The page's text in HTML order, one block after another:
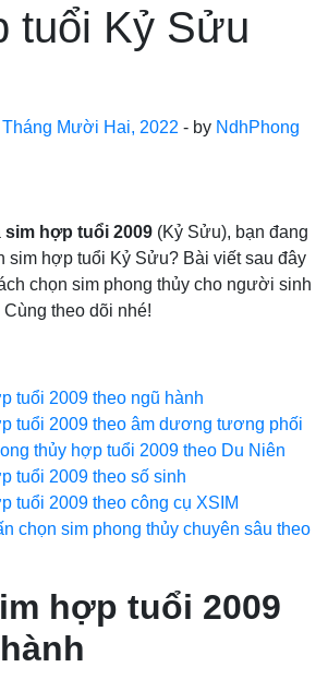
tuổi Kỷ Sửu
Mười Hai, 2022 - by NdhPhong
sim hợp tuổi 2009 (Kỷ Sửu), bạn đang
sim hợp tuổi Kỷ Sửu? Bài viết sau đây
chọn sim phong thủy cho người sinh
theo dõi nhé!
tuổi 2009 theo ngũ hành
tuổi 2009 theo âm dương tương phối
thủy hợp tuổi 2009 theo Du Niên
tuổi 2009 theo số sinh
tuổi 2009 theo công cụ XSIM
chọn sim phong thủy chuyên sâu theo
hợp tuổi 2009